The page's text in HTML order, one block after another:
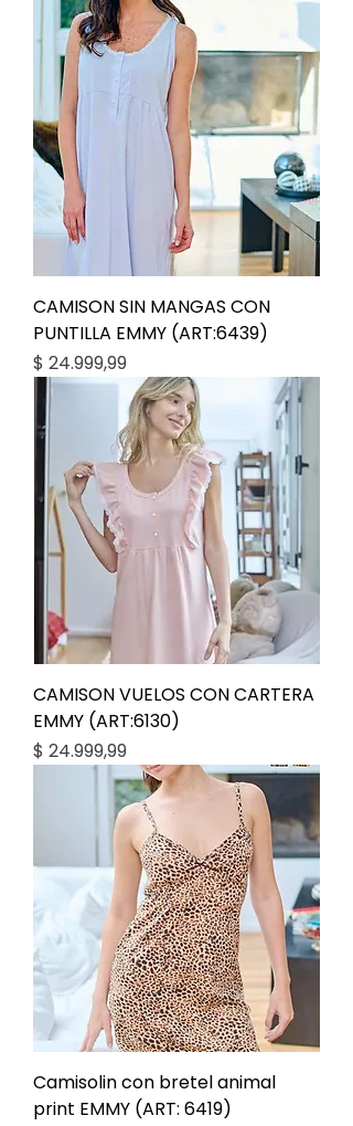
CAMISON SIN MANGAS CON
PUNTILLA EMMY (ART:6439)
Precio
$ 24.999,99
CAMISON VUELOS CON CARTERA
EMMY (ART:6130)
Precio
$ 24.999,99
Camisolin con bretel animal
print EMMY (ART: 6419)